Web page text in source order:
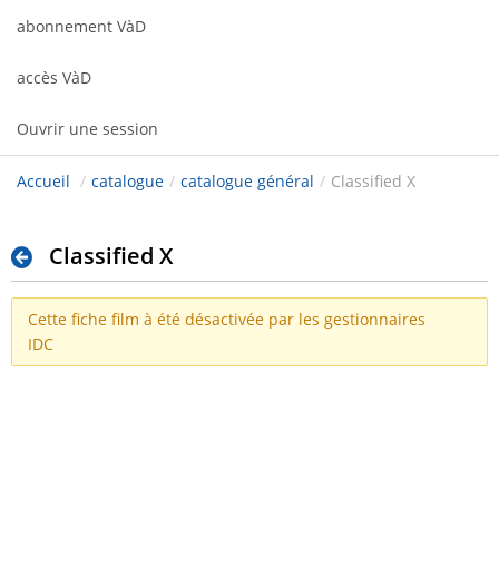
abonnement VàD
accès VàD
Ouvrir une session
Accueil / catalogue / catalogue général / Classified X
Classified X
Cette fiche film à été désactivée par les gestionnaires
IDC